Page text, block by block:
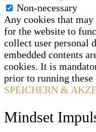
Non-necessary
Any cookies that
for the website to
collect user personal
embedded contents
cookies. It is
prior to running these
SPEICHERN &
Mindset